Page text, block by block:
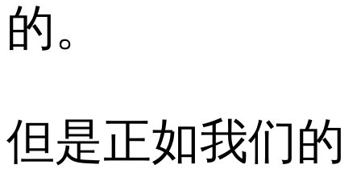
的。
但是正如我们的